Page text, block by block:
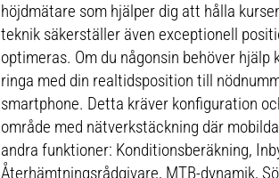
höjdmätare som hjälper dig att hålla
teknik säkerställer även exceptionell
optimeras. Om du någonsin behöver
ringa med din realtidsposition till
smartphone. Detta kräver konfiguration
område med nätverkstäckning där
andra funktioner: Konditionsberäkning,
Återhämtningsrådgivare, MTB-dynamik,